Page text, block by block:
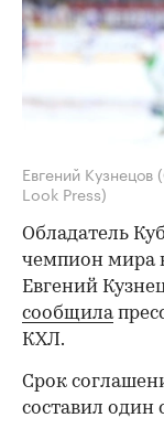
Евгений Кузнецов
Look Press)
Обладатель
чемпион мира
Евгений
сообщила
КХЛ.
Срок
составил один